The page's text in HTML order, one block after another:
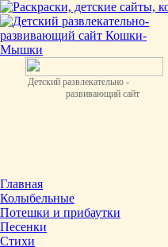
Детский развлекательно -
развивающий сайт
Главная
Колыбельные
Потешки и прибаутки
Песенки
Стихи